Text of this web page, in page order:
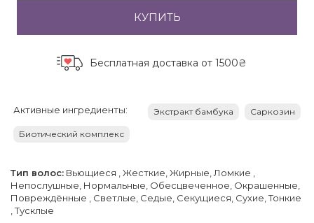
КУПИТЬ
Бесплатная доставка от 1500₴
Активные ингредиенты: Экстракт бамбука Саркозин
Биотический комплекс
Тип волос: Вьющиеся , Жесткие, Жирные, Ломкие ,
Непослушные, Нормальные, Обесцвеченное, Окрашенные,
Повреждённые , Светлые, Седые, Секущиеся, Сухие, Тонкие
, Тусклые